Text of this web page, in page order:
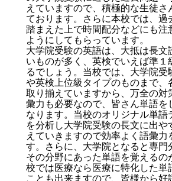
えていますので、積極的な生徒さ
ております。さらに本校では、過
踏まえた上で時間配分などにも注
ようにしてもらっています。
大学院受験の英語は、大抵は長文
いものが多く、英検でいえば準１
るでしょう。当校では、大学院受
や英検上位級タイプのものまで、
取り揃えていますから、万全の対
彙力も必要なので、皆さん単語を
なります。当校のオリジナル単語
を分析し大学院受験の長文に出や
えていきますので効率よく語彙
す。さらに、大学院となると専門
その分野にあった単語を覚えるの
校では医療なら医療に特化した単
ことも出来ますので、皆様から